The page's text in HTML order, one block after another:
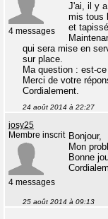
4 messages
J'ai, il y
mis tous
et
qui sera mise en
sur place.
Ma question : est-
Merci de votre
Cordialement.
24 août 2014 à 22:27
josy25
Membre inscrit
4 messages
Bonjour,
Mon
Bonne
25 août 2014 à 09:13